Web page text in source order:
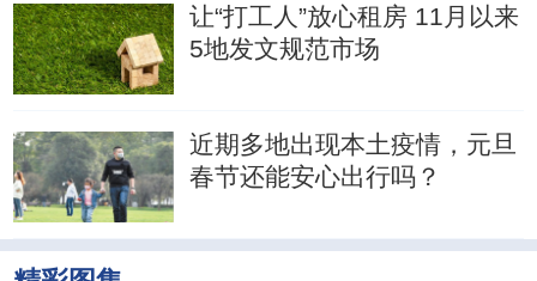
让“打工人”放心租房 11月以来
5地发文规范市场
近期多地出现本土疫情，元旦
春节还能安心出行吗？